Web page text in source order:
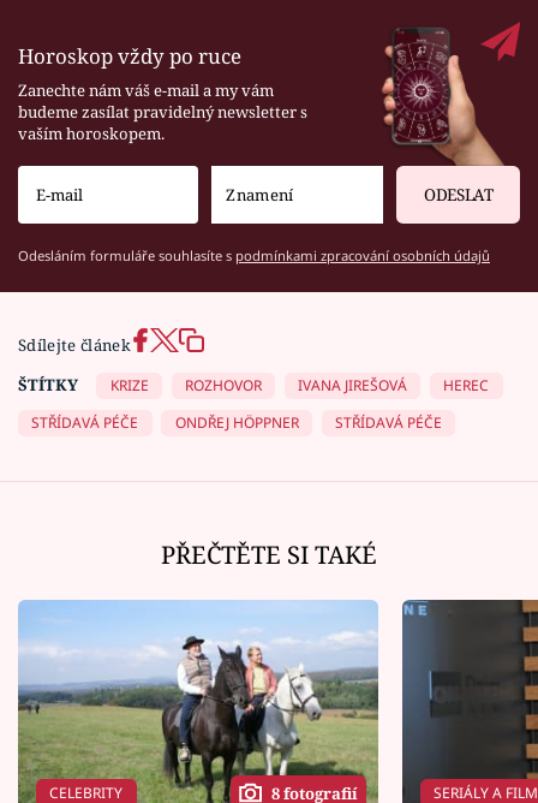
Horoskop vždy po ruce
Zanechte nám váš e-mail a my vám
budeme zasílat pravidelný newsletter s
vaším horoskopem.
ODESLAT
Odesláním formuláře souhlasíte s podmínkami zpracování osobních údajů
Sdílejte článek
ŠTÍTKY
KRIZE ROZHOVOR IVANA JIREŠOVÁ
HEREC
STŘÍDAVÁ PÉČE
ONDŘEJ HÖPPNER STŘÍDAVÁ PÉČE
PŘEČTĚTE SI TAKÉ
CELEBRITY 8 fotografií SERIÁLY A